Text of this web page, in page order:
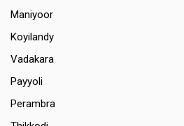
Maniyoor
Koyilandy
Vadakara
Payyoli
Perambra